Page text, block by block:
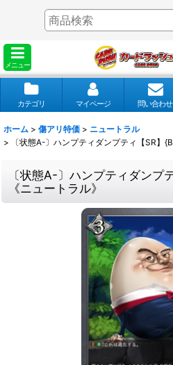
メニュー
カテゴリ マイページ 問い合わせ
ホーム > 傷アリ特価 > ニュートラル
>
〔状態A-〕ハンプティダンプティ【SR】
〔状態A-〕ハンプティダンプ
《ニュートラル》